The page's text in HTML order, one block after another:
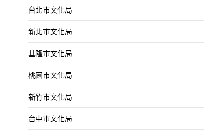
台北市文化局
新北市文化局
基隆市文化局
桃園市文化局
新竹市文化局
台中市文化局